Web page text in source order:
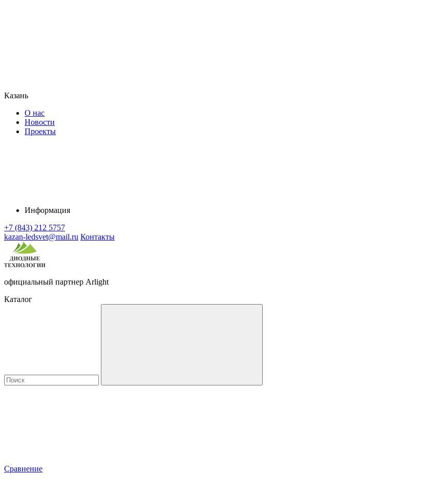
Казань
О нас
Новости
Проекты
Информация
+7 (843) 212 5757
kazan-ledsvet@mail.ru Контакты
официальный партнер Arlight
Каталог
Сравнение